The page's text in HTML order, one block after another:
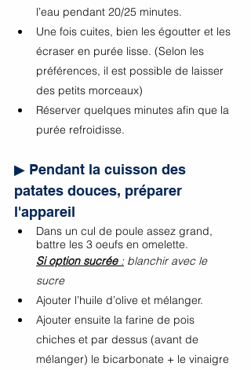
l’eau pendant 20/25 minutes.
Une fois cuites, bien les égoutter et les
écraser en purée lisse. (Selon les
préférences, il est possible de laisser
des petits morceaux)
Réserver quelques minutes afin que la
purée refroidisse.
▶ Pendant la cuisson des
patates douces, préparer
l'appareil
Dans un cul de poule assez grand,
battre les 3 oeufs en omelette.
Si option sucrée : blanchir avec le
sucre
Ajouter l’huile d’olive et mélanger.
Ajouter ensuite la farine de pois
chiches et par dessus (avant de
mélanger) le bicarbonate + le vinaigre